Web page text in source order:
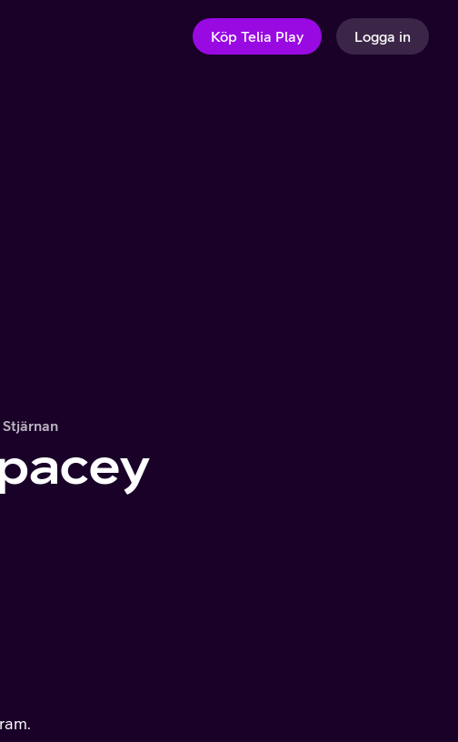
Köp Telia Play Logga in